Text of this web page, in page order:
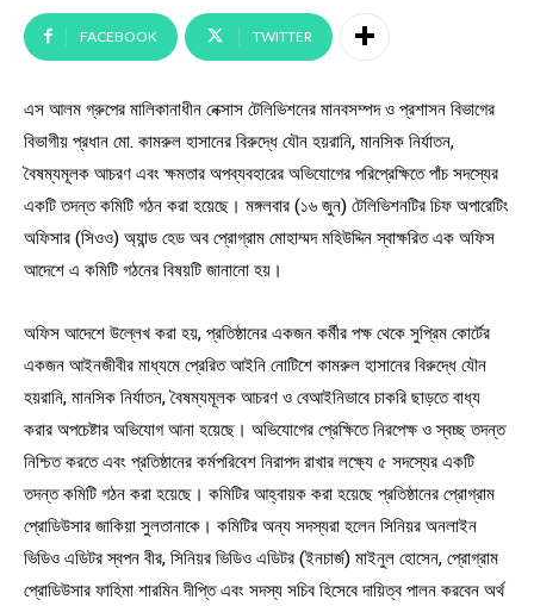
FACEBOOK TWITTER
এস আলম গ্রুপের মালিকানাধীন নেক্সাস টেলিভিশনের মানবসম্পদ ও প্রশাসন বিভাগের
বিভাগীয় প্রধান মো. কামরুল হাসানের বিরুদ্ধে যৌন হয়রানি, মানসিক নির্যাতন,
বৈষম্যমূলক আচরণ এবং ক্ষমতার অপব্যবহারের অভিযোগের পরিপ্রেক্ষিতে পাঁচ সদস্যের
একটি তদন্ত কমিটি গঠন করা হয়েছে। মঙ্গলবার (১৬ জুন) টেলিভিশনটির চিফ অপারেটিং
অফিসার (সিওও) অ্যান্ড হেড অব প্রোগ্রাম মোহাম্মদ মহিউদ্দিন স্বাক্ষরিত এক অফিস
আদেশে এ কমিটি গঠনের বিষয়টি জানানো হয়।
অফিস আদেশে উল্লেখ করা হয়, প্রতিষ্ঠানের একজন কর্মীর পক্ষ থেকে সুপ্রিম কোর্টের
একজন আইনজীবীর মাধ্যমে প্রেরিত আইনি নোটিশে কামরুল হাসানের বিরুদ্ধে যৌন
হয়রানি, মানসিক নির্যাতন, বৈষম্যমূলক আচরণ ও বেআইনিভাবে চাকরি ছাড়তে বাধ্য
করার অপচেষ্টার অভিযোগ আনা হয়েছে। অভিযোগের প্রেক্ষিতে নিরপেক্ষ ও স্বচ্ছ তদন্ত
নিশ্চিত করতে এবং প্রতিষ্ঠানের কর্মপরিবেশ নিরাপদ রাখার লক্ষ্যে ৫ সদস্যের একটি
তদন্ত কমিটি গঠন করা হয়েছে। কমিটির আহ্বায়ক করা হয়েছে প্রতিষ্ঠানের প্রোগ্রাম
প্রোডিউসার জাকিয়া সুলতানাকে। কমিটির অন্য সদস্যরা হলেন সিনিয়র অনলাইন
ভিডিও এডিটর স্বপন বীর, সিনিয়র ভিডিও এডিটর (ইনচার্জ) মাইনুল হোসেন, প্রোগ্রাম
প্রোডিউসার ফাহিমা শারমিন দীপ্তি এবং সদস্য সচিব হিসেবে দায়িত্ব পালন করবেন অর্থ